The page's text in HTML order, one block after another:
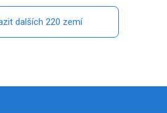
dalších 220 zemí